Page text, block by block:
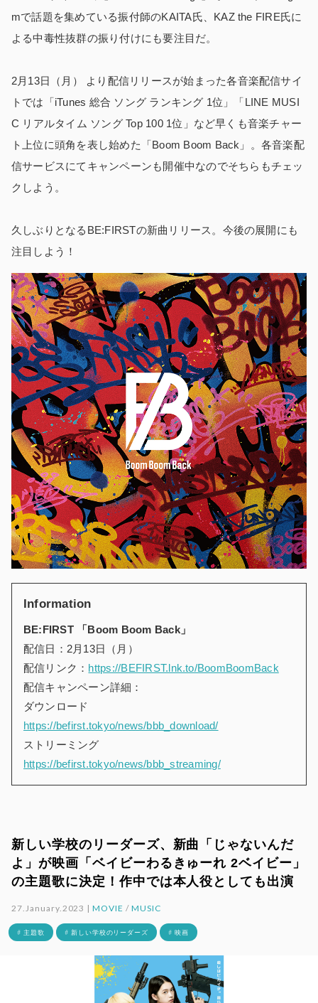
mで話題を集めている振付師のKAITA氏、KAZ the FIRE氏に
よる中毒性抜群の振り付けにも要注目だ。
2月13日（月） より配信リリースが始まった各音楽配信サイ
トでは「iTunes 総合 ソング ランキング 1位」「LINE MUSI
C リアルタイム ソング Top 100 1位」など早くも音楽チャー
ト上位に頭角を表し始めた「Boom Boom Back」。各音楽配
信サービスにてキャンペーンも開催中なのでそちらもチェッ
クしよう。
久しぶりとなるBE:FIRSTの新曲リリース。今後の展開にも
注目しよう！
Information
BE:FIRST 「Boom Boom Back」
配信日：2月13日（月）
配信リンク： https://BEFIRST.lnk.to/BoomBoomBack
配信キャンペーン詳細：
ダウンロード
https://befirst.tokyo/news/bbb_download/
ストリーミング
https://befirst.tokyo/news/bbb_streaming/
新しい学校のリーダーズ、新曲「じゃないんだ
よ」が映画「ベイビーわるきゅーれ 2ベイビー」
の主題歌に決定！作中では本人役としても出演
27.January.2023 |MOVIE / MUSIC
# 主題歌 # 新しい学校のリーダーズ # 映画